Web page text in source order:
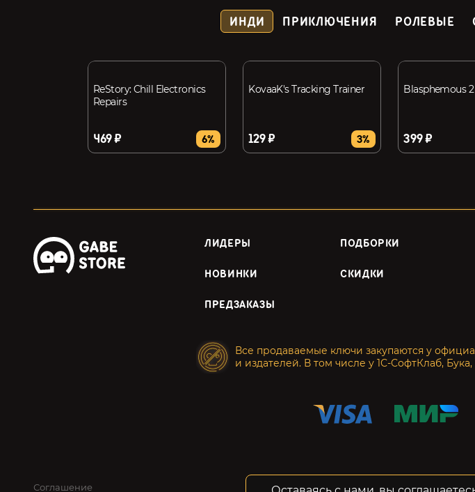
ИНДИ ПРИКЛЮЧЕНИЯ РОЛЕВЫЕ
ReStory: Chill Electronics
Repairs
469 ₽ 6%
KovaaK's Tracking Trainer
129 ₽ 3%
Blasphemous 2
399 ₽
ЛИДЕРЫ ПОДБОРКИ
НОВИНКИ СКИДКИ
ПРЕДЗАКАЗЫ
Все продаваемые ключи закупаются у
и издателей. В том числе у 1С-СофтКлаб,
Соглашение Конфиденциальность